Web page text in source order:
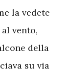
la vedete
vento,
della
su via